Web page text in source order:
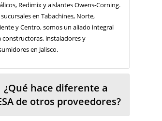
Redimix y aislantes Owens-Corning.
en Tabachines, Norte,
y Centro, somos un aliado integral
constructoras, instaladores y
en Jalisco.
¿Qué hace diferente a
de otros proveedores?